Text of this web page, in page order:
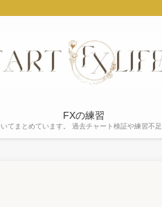
FXの練習
てまとめています。 過去チャート検証や練習不